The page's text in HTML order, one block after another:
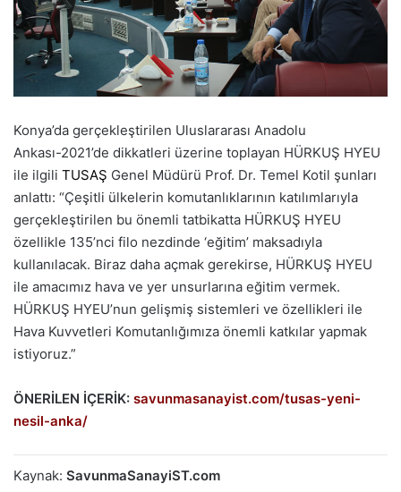
Konya’da gerçekleştirilen Uluslararası Anadolu
Ankası-2021’de dikkatleri üzerine toplayan HÜRKUŞ HYEU
ile ilgili TUSAŞ Genel Müdürü Prof. Dr. Temel Kotil şunları
anlattı: “Çeşitli ülkelerin komutanlıklarının katılımlarıyla
gerçekleştirilen bu önemli tatbikatta HÜRKUŞ HYEU
özellikle 135’nci filo nezdinde ‘eğitim’ maksadıyla
kullanılacak. Biraz daha açmak gerekirse, HÜRKUŞ HYEU
ile amacımız hava ve yer unsurlarına eğitim vermek.
HÜRKUŞ HYEU’nun gelişmiş sistemleri ve özellikleri ile
Hava Kuvvetleri Komutanlığımıza önemli katkılar yapmak
istiyoruz.”
ÖNERİLEN İÇERİK: savunmasanayist.com/tusas-yeni-
nesil-anka/
Kaynak: SavunmaSanayiST.com